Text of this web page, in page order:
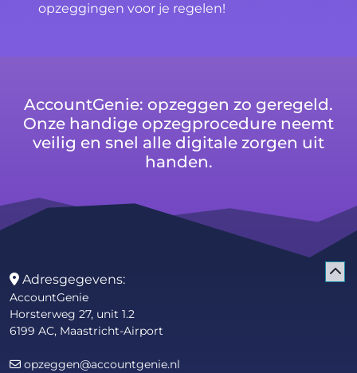
opzeggingen voor je regelen!
AccountGenie: opzeggen zo geregeld.
Onze handige opzegprocedure neemt
veilig en snel alle digitale zorgen uit
handen.
Adresgegevens:
AccountGenie
Horsterweg 27, unit 1.2
6199 AC, Maastricht-Airport
opzeggen@accountgenie.nl